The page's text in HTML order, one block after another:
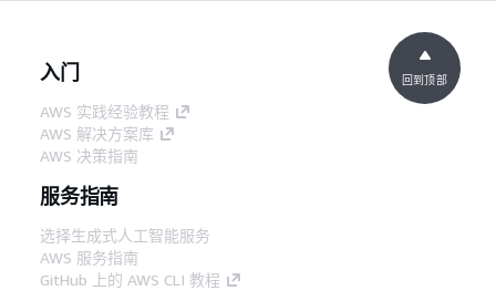
入门
AWS 实践经验教程
AWS 解决方案库
AWS 决策指南
服务指南
选择生成式人工智能服务
AWS 服务指南
GitHub 上的 AWS CLI 教程
回到顶部